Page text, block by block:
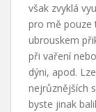
však zvyklá
pro mě pouze
ubrouskem
při vaření
dýni, apod.
nejrůznějších
byste jinak